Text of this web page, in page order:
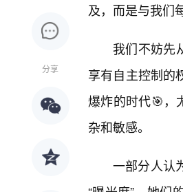
分享
及，而是与我们
我们不妨先
享有自主控制的
爆炸的时代🎯，
杂和敏感。
一部分人认